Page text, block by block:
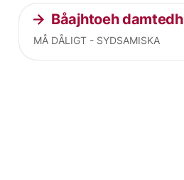
Båajhtoeh damtedh
MÅ DÅLIGT - SYDSAMISKA